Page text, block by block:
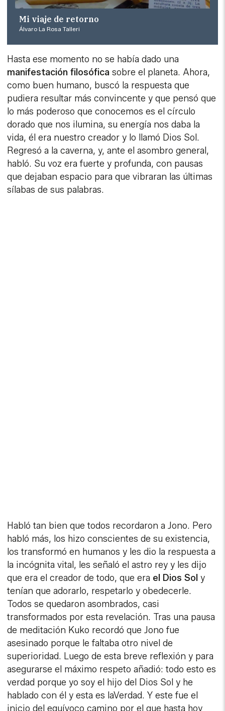
Mi viaje de retorno
Álvaro La Rosa Talleri
Hasta ese momento no se había dado una
manifestación filosófica sobre el planeta. Ahora,
como buen humano, buscó la respuesta que
pudiera resultar más convincente y que pensó que
lo más poderoso que conocemos es el círculo
dorado que nos ilumina, su energía nos daba la
vida, él era nuestro creador y lo llamó Dios Sol.
Regresó a la caverna, y, ante el asombro general,
habló. Su voz era fuerte y profunda, con pausas
que dejaban espacio para que vibraran las últimas
sílabas de sus palabras.
Habló tan bien que todos recordaron a Jono. Pero
habló más, los hizo conscientes de su existencia,
los transformó en humanos y les dio la respuesta a
la incógnita vital, les señaló el astro rey y les dijo
que era el creador de todo, que era el Dios Sol y
tenían que adorarlo, respetarlo y obedecerle.
Todos se quedaron asombrados, casi
transformados por esta revelación. Tras una pausa
de meditación Kuko recordó que Jono fue
asesinado porque le faltaba otro nivel de
superioridad. Luego de esta breve reflexión y para
asegurarse el máximo respeto añadió: todo esto es
verdad porque yo soy el hijo del Dios Sol y he
hablado con él y esta es laVerdad. Y este fue el
inicio del equívoco camino por el que hasta hoy